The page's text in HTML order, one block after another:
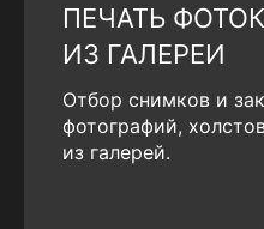
ПЕЧАТЬ
ИЗ ГАЛЕРЕИ
Отбор снимков и
фотографий,
из галерей.